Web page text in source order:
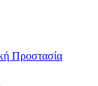
Προστασία